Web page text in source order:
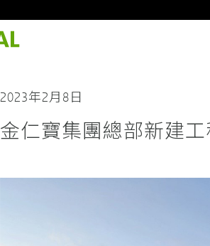
2023年2月8日
金仁寶集團總部新建